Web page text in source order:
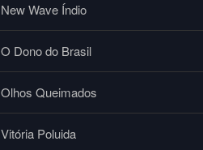
New Wave Índio
O Dono do Brasil
Olhos Queimados
Vitória Poluida